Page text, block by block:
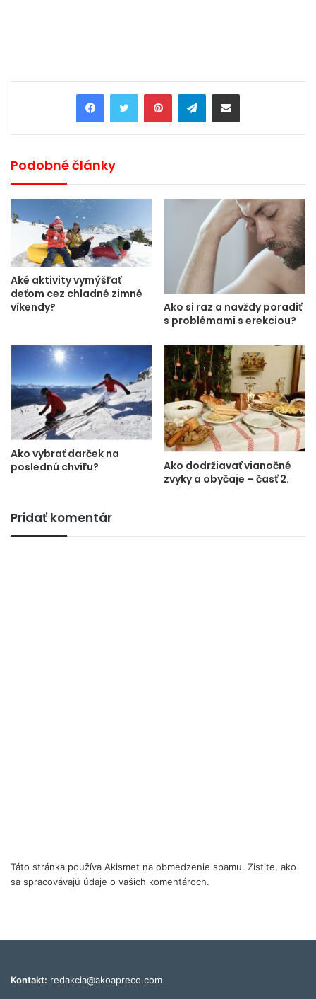
PinterestTelegramShare via Email
Podobné články
Aké aktivity vymýšľať
deťom cez chladné zimné
víkendy?
Ako si raz a navždy poradiť
s problémami s erekciou?
Ako vybrať darček na
poslednú chvíľu?
Ako dodržiavať vianočné
zvyky a obyčaje – časť 2.
Pridať komentár
Táto stránka používa Akismet na obmedzenie spamu. Zistite, ako
sa spracovávajú údaje o vašich komentároch.
Kontakt: redakcia@akoapreco.com